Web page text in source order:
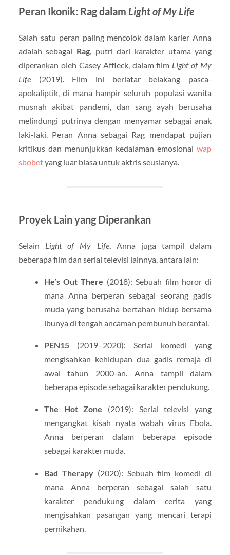
Peran Ikonik: Rag dalam Light of My Life
Salah satu peran paling mencolok dalam karier Anna
adalah sebagai Rag , putri dari karakter utama yang
diperankan oleh Casey Affleck, dalam film Light of My
Life(2019). Film ini berlatar belakang pasca-
apokaliptik, di mana hampir seluruh populasi wanita
musnah akibat pandemi, dan sang ayah berusaha
melindungi putrinya dengan menyamar sebagai anak
laki-laki. Peran Anna sebagai Rag mendapat pujian
kritikus dan menunjukkan kedalaman emosionalwap
sbobetyang luar biasa untuk aktris seusianya.
Proyek Lain yang Diperankan
Selain Light of My Life, Anna juga tampil dalam
beberapa film dan serial televisi lainnya, antara lain:
He’s Out There (2018): Sebuah film horor di
mana Anna berperan sebagai seorang gadis
muda yang berusaha bertahan hidup bersama
ibunya di tengah ancaman pembunuh berantai.
PEN15(2019–2020): Serial komedi yang
mengisahkan kehidupan dua gadis remaja di
awal tahun 2000-an. Anna tampil dalam
beberapa episode sebagai karakter pendukung.
The Hot Zone (2019): Serial televisi yang
mengangkat kisah nyata wabah virus Ebola.
Anna berperan dalam beberapa episode
sebagai karakter muda.
Bad Therapy(2020): Sebuah film komedi di
mana Anna berperan sebagai salah satu
karakter pendukung dalam cerita yang
mengisahkan pasangan yang mencari terapi
pernikahan.